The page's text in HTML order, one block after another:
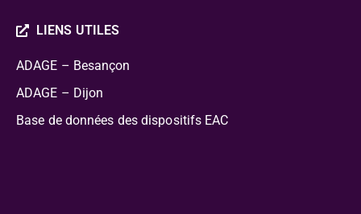
LIENS UTILES
ADAGE – Besançon
ADAGE – Dijon
Base de données des dispositifs EAC